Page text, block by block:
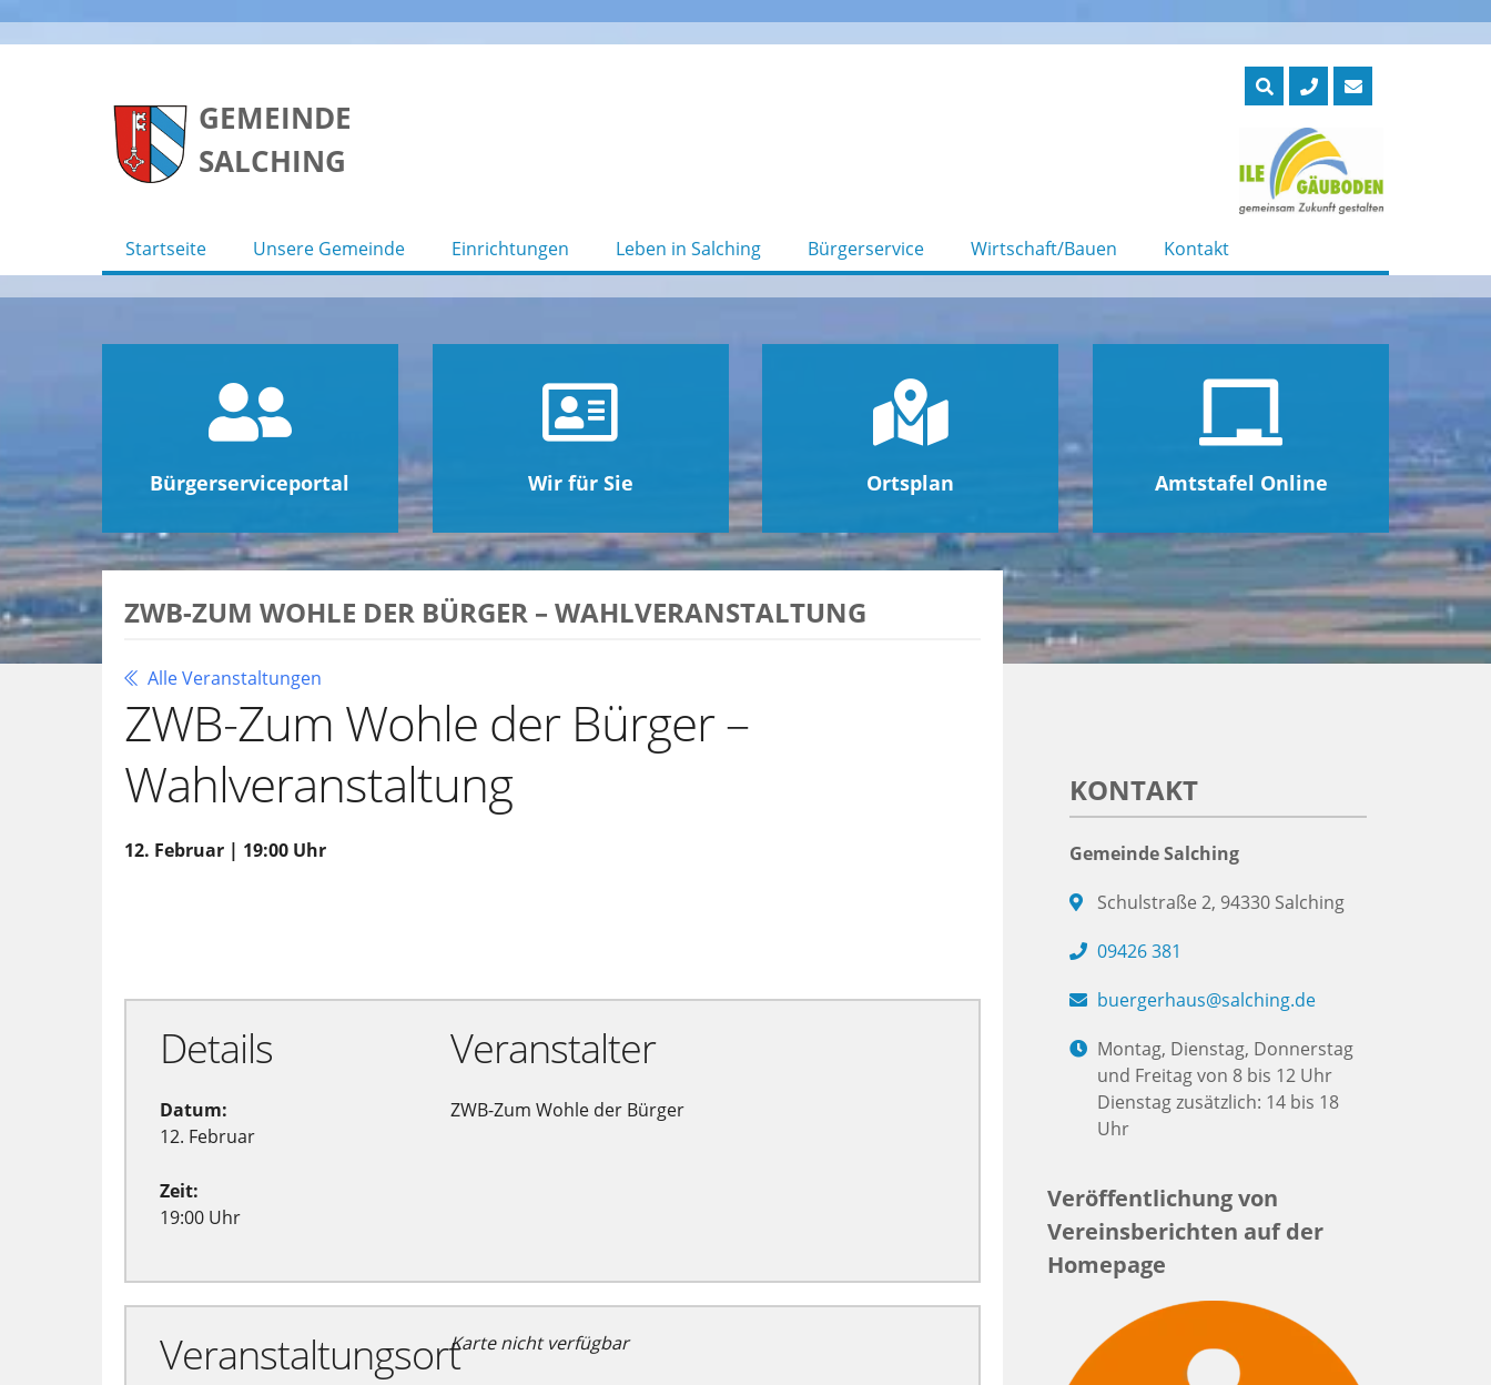
GEMEINDE
SALCHING
Startseite Unsere Gemeinde Einrichtungen Leben in Salching Bürgerservice Wirtschaft/Bauen Kontakt
Bürgerserviceportal Wir für Sie Ortsplan Amtstafel Online
ZWB-ZUM WOHLE DER BÜRGER – WAHLVERANSTALTUNG
Alle Veranstaltungen
ZWB-Zum Wohle der Bürger –
Wahlveranstaltung
12. Februar | 19:00 Uhr
Details
Datum:
12. Februar
Zeit:
19:00 Uhr
Veranstalter
ZWB-Zum Wohle der Bürger
VeranstaltungsortKarte nicht verfügbar
KONTAKT
Gemeinde Salching
Schulstraße 2, 94330 Salching
09426 381
buergerhaus@salching.de
Montag, Dienstag, Donnerstag
und Freitag von 8 bis 12 Uhr
Dienstag zusätzlich: 14 bis 18
Uhr
Veröffentlichung von
Vereinsberichten auf der
Homepage